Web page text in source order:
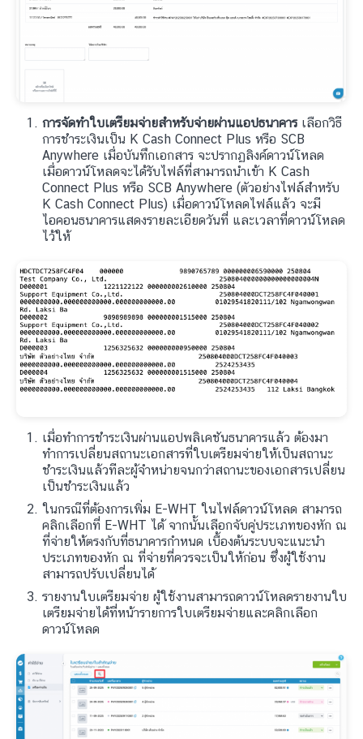
การจัดทำใบเตรียมจ่ายสำหรับจ่ายผ่านแอปธนาคาร เลือกวิธี
การชำระเงินเป็น K Cash Connect Plus หรือ SCB
Anywhere เมื่อบันทึกเอกสาร จะปรากฏลิงค์ดาวน์โหลด
เมื่อดาวน์โหลดจะได้รับไฟล์ที่สามารถนำเข้า K Cash
Connect Plus หรือ SCB Anywhere (ตัวอย่างไฟล์สำหรับ
K Cash Connect Plus) เมื่อดาวน์โหลดไฟล์แล้ว จะมี
ไอคอนธนาคารแสดงรายละเอียดวันที่ และเวลาที่ดาวน์โหลด
ไว้ให้
เมื่อทำการชำระเงินผ่านแอปพลิเคชันธนาคารแล้ว ต้องมา
ทำการเปลี่ยนสถานะเอกสารที่ใบเตรียมจ่ายให้เป็นสถานะ
ชำระเงินแล้วทีละผู้จำหน่ายจนกว่าสถานะของเอกสารเปลี่ยน
เป็นชำระเงินแล้ว
ในกรณีที่ต้องการเพิ่ม E-WHT ในไฟล์ดาวน์โหลด สามารถ
คลิกเลือกที่ E-WHT ได้ จากนั้นเลือกจับคู่ประเภทของหัก ณ
ที่จ่ายให้ตรงกับที่ธนาคารกำหนด เบื้องต้นระบบจะแนะนำ
ประเภทของหัก ณ ที่จ่ายที่ควรจะเป็นให้ก่อน ซึ่งผู้ใช้งาน
สามารถปรับเปลี่ยนได้
รายงานใบเตรียมจ่าย ผู้ใช้งานสามารถดาวน์โหลดรายงานใบ
เตรียมจ่ายได้ที่หน้ารายการใบเตรียมจ่ายและคลิกเลือก
ดาวน์โหลด